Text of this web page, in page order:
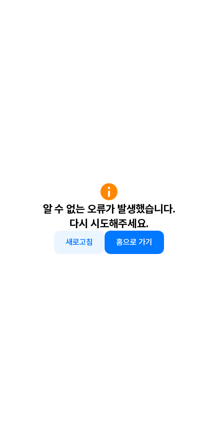
알 수 없는 오류가 발생했습니다.
다시 시도해주세요.
새로고침 홈으로 가기